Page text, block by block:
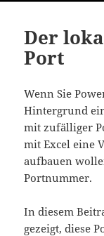
Der
Port
Wenn Sie
Hintergrund
mit zufälliger
mit Excel eine
aufbauen
Portnummer.
In diesem
gezeigt, diese